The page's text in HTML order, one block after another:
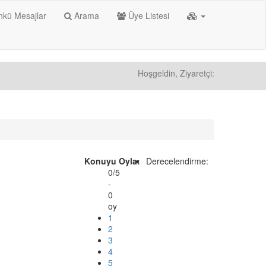
Mesajlar Arama Üye Listesi
Hoşgeldin, Ziyaretçi:
Konuyu Oyla: Derecelendirme:
0/5
-
0
oy
1
2
3
4
5